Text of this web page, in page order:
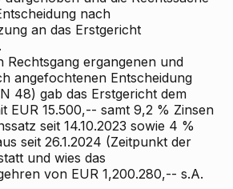
nach
an das Erstgericht
Rechtsgang ergangenen und
angefochtenen Entscheidung
48) gab das Erstgericht dem
EUR 15.500,-- samt 9,2 % Zinsen
seit 14.10.2023 sowie 4 %
seit 26.1.2024 (Zeitpunkt der
und wies das
von EUR 1,200.280,-- s.A.